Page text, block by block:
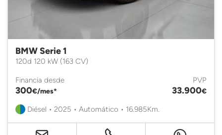
BMW Serie 1
120d 120 kW (163 CV)
Financia desde
300€/mes*
PVP
33.900€
Diésel • 2025 • Automático • 16.985Km.